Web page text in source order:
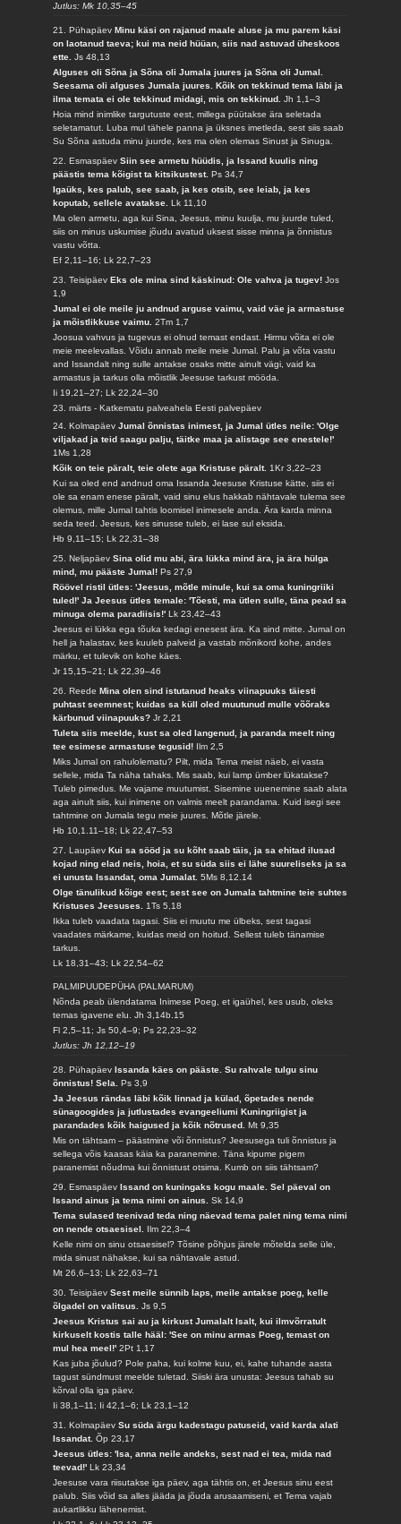
Jutlus: Mk 10,35–45
21. PühapäevMinu käsi on rajanud maale aluse ja mu parem käsi
on laotanud taeva; kui ma neid hüüan, siis nad astuvad üheskoos
ette.Js 48,13
Alguses oli Sõna ja Sõna oli Jumala juures ja Sõna oli Jumal.
Seesama oli alguses Jumala juures. Kõik on tekkinud tema läbi ja
ilma temata ei ole tekkinud midagi, mis on tekkinud.Jh 1,1–3
Hoia mind inimlike targutuste eest, millega püütakse ära seletada
seletamatut. Luba mul tähele panna ja üksnes imetleda, sest siis saab
Su Sõna astuda minu juurde, kes ma olen olemas Sinust ja Sinuga.
22. EsmaspäevSiin see armetu hüüdis, ja Issand kuulis ning
päästis tema kõigist ta kitsikustest.Ps 34,7
Igaüks, kes palub, see saab, ja kes otsib, see leiab, ja kes
koputab, sellele avatakse.Lk 11,10
Ma olen armetu, aga kui Sina, Jeesus, minu kuulja, mu juurde tuled,
siis on minus uskumise jõudu avatud uksest sisse minna ja õnnistus
vastu võtta.
Ef 2,11–16; Lk 22,7–23
23. TeisipäevEks ole mina sind käskinud: Ole vahva ja tugev!Jos
1,9
Jumal ei ole meile ju andnud arguse vaimu, vaid väe ja armastuse
ja mõistlikkuse vaimu.2Tm 1,7
Joosua vahvus ja tugevus ei olnud temast endast. Hirmu võita ei ole
meie meelevallas. Võidu annab meile meie Jumal. Palu ja võta vastu
and Issandalt ning sulle antakse osaks mitte ainult vägi, vaid ka
armastus ja tarkus olla mõistlik Jeesuse tarkust mööda.
Ii 19,21–27; Lk 22,24–30
23. märts - Katkematu palveahela Eesti palvepäev
24. KolmapäevJumal õnnistas inimest, ja Jumal ütles neile: 'Olge
viljakad ja teid saagu palju, täitke maa ja alistage see enestele!'
1Ms 1,28
Kõik on teie päralt, teie olete aga Kristuse päralt. 1Kr 3,22–23
Kui sa oled end andnud oma Issanda Jeesuse Kristuse kätte, siis ei
ole sa enam enese päralt, vaid sinu elus hakkab nähtavale tulema see
olemus, mille Jumal tahtis loomisel inimesele anda. Ära karda minna
seda teed. Jeesus, kes sinusse tuleb, ei lase sul eksida.
Hb 9,11–15; Lk 22,31–38
25. NeljapäevSina olid mu abi, ära lükka mind ära, ja ära hülga
mind, mu pääste Jumal!Ps 27,9
Röövel ristil ütles: 'Jeesus, mõtle minule, kui sa oma kuningriiki
tuled!' Ja Jeesus ütles temale: 'Tõesti, ma ütlen sulle, täna pead sa
minuga olema paradiisis!'Lk 23,42–43
Jeesus ei lükka ega tõuka kedagi enesest ära. Ka sind mitte. Jumal on
hell ja halastav, kes kuuleb palveid ja vastab mõnikord kohe, andes
märku, et tulevik on kohe käes.
Jr 15,15–21; Lk 22,39–46
26. ReedeMina olen sind istutanud heaks viinapuuks täiesti
puhtast seemnest; kuidas sa küll oled muutunud mulle võõraks
kärbunud viinapuuks?Jr 2,21
Tuleta siis meelde, kust sa oled langenud, ja paranda meelt ning
tee esimese armastuse tegusid! Ilm 2,5
Miks Jumal on rahulolematu? Pilt, mida Tema meist näeb, ei vasta
sellele, mida Ta näha tahaks. Mis saab, kui lamp ümber lükatakse?
Tuleb pimedus. Me vajame muutumist. Sisemine uuenemine saab alata
aga ainult siis, kui inimene on valmis meelt parandama. Kuid isegi see
tahtmine on Jumala tegu meie juures. Mõtle järele.
Hb 10,1.11–18; Lk 22,47–53
27. LaupäevKui sa sööd ja su kõht saab täis, ja sa ehitad ilusad
kojad ning elad neis, hoia, et su süda siis ei lähe suureliseks ja sa
ei unusta Issandat, oma Jumalat.5Ms 8,12.14
Olge tänulikud kõige eest; sest see on Jumala tahtmine teie suhtes
Kristuses Jeesuses. 1Ts 5,18
Ikka tuleb vaadata tagasi. Siis ei muutu me ülbeks, sest tagasi
vaadates märkame, kuidas meid on hoitud. Sellest tuleb tänamise
tarkus.
Lk 18,31–43; Lk 22,54–62
PALMIPUUDEPÜHA (PALMARUM)
Nõnda peab ülendatama Inimese Poeg, et igaühel, kes usub, oleks
temas igavene elu.Jh 3,14b.15
Fl 2,5–11; Js 50,4–9; Ps 22,23–32
Jutlus: Jh 12,12–19
28. PühapäevIssanda käes on pääste. Su rahvale tulgu sinu
õnnistus! Sela.Ps 3,9
Ja Jeesus rändas läbi kõik linnad ja külad, õpetades nende
sünagoogides ja jutlustades evangeeliumi Kuningriigist ja
parandades kõik haigused ja kõik nõtrused.Mt 9,35
Mis on tähtsam – päästmine või õnnistus? Jeesusega tuli õnnistus ja
sellega võis kaasas käia ka paranemine. Täna kipume pigem
paranemist nõudma kui õnnistust otsima. Kumb on siis tähtsam?
29. EsmaspäevIssand on kuningaks kogu maale. Sel päeval on
Issand ainus ja tema nimi on ainus.Sk 14,9
Tema sulased teenivad teda ning näevad tema palet ning tema nimi
on nende otsaesisel. Ilm 22,3–4
Kelle nimi on sinu otsaesisel? Tõsine põhjus järele mõtelda selle üle,
mida sinust nähakse, kui sa nähtavale astud.
Mt 26,6–13; Lk 22,63–71
30. TeisipäevSest meile sünnib laps, meile antakse poeg, kelle
õlgadel on valitsus.Js 9,5
Jeesus Kristus sai au ja kirkust Jumalalt Isalt, kui ilmvõrratult
kirkuselt kostis talle hääl: 'See on minu armas Poeg, temast on
mul hea meel!'2Pt 1,17
Kas juba jõulud? Pole paha, kui kolme kuu, ei, kahe tuhande aasta
tagust sündmust meelde tuletad. Siiski ära unusta: Jeesus tahab su
kõrval olla iga päev.
Ii 38,1–11; Ii 42,1–6; Lk 23,1–12
31. KolmapäevSu süda ärgu kadestagu patuseid, vaid karda alati
Issandat.Õp 23,17
Jeesus ütles: 'Isa, anna neile andeks, sest nad ei tea, mida nad
teevad!'Lk 23,34
Jeesuse vara riisutakse iga päev, aga tähtis on, et Jeesus sinu eest
palub. Siis võid sa alles jääda ja jõuda arusaamiseni, et Tema vajab
aukartlikku lähenemist.